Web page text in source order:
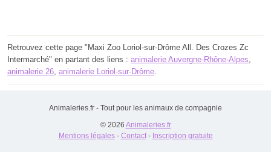
Retrouvez cette page "Maxi Zoo Loriol-sur-Drôme All. Des Crozes Zc
Intermarché" en partant des liens : animalerie Auvergne-Rhône-Alpes,
animalerie 26, animalerie Loriol-sur-Drôme.
Animaleries.fr - Tout pour les animaux de compagnie
© 2026 Animaleries.fr
Mentions légales- Contact- Inscription gratuite